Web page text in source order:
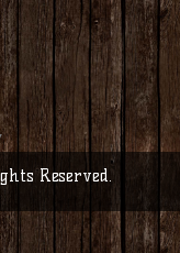
Reserved.